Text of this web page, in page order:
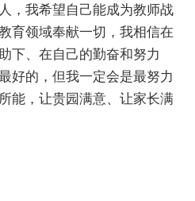
，我希望自己能成为教师战
育领域奉献一切，我相信在
下、在自己的勤奋和努力
好的，但我一定会是最努力
能，让贵园满意、让家长满